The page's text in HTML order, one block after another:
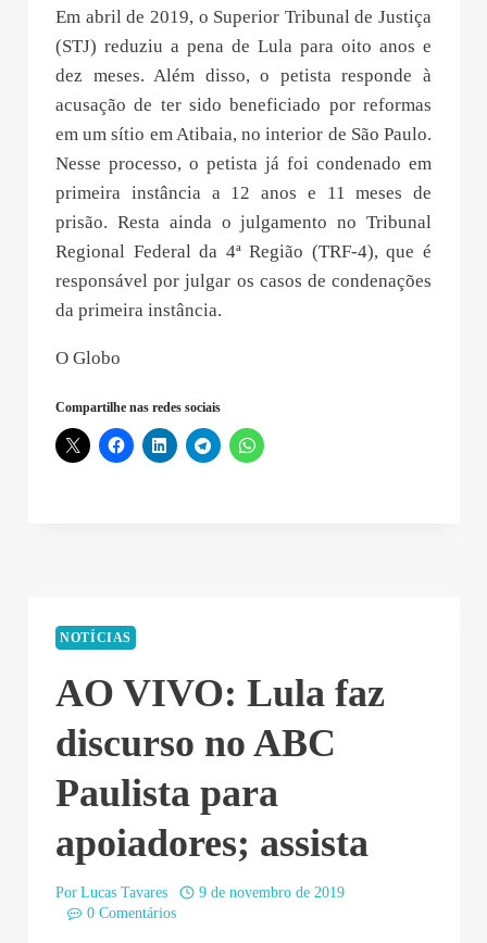
Em abril de 2019, o Superior Tribunal de Justiça
(STJ) reduziu a pena de Lula para oito anos e
dez meses. Além disso, o petista responde à
acusação de ter sido beneficiado por reformas
em um sítio em Atibaia, no interior de São Paulo.
Nesse processo, o petista já foi condenado em
primeira instância a 12 anos e 11 meses de
prisão. Resta ainda o julgamento no Tribunal
Regional Federal da 4ª Região (TRF-4), que é
responsável por julgar os casos de condenações
da primeira instância.
O Globo
Compartilhe nas redes sociais
NOTÍCIAS
AO VIVO: Lula faz
discurso no ABC
Paulista para
apoiadores; assista
Por Lucas Tavares
9 de novembro de 2019
0 Comentários